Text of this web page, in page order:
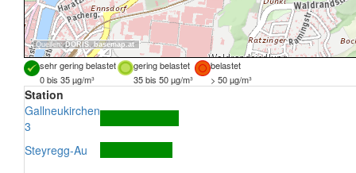
Quellen:DORIS, basemap.at
sehr gering belastet gering belastet
belastet
0 bis 35 µg/m³
35 bis 50 µg/m³ > 50 µg/m³
Station
Gallneukirchen
3
Steyregg-Au